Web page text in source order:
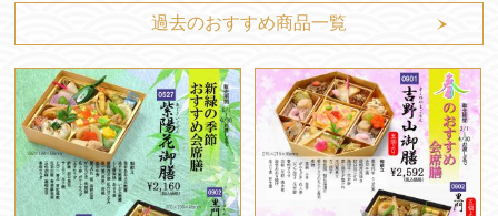
過去のおすすめ商品一覧